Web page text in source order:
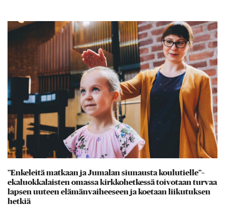
”Enkeleitä matkaan ja Jumalan siunausta koulutielle”–
ekaluokkalaisten omassa kirkkohetkessä toivotaan turvaa
lapsen uuteen elämänvaiheeseen ja koetaan liikutuksen
hetkiä